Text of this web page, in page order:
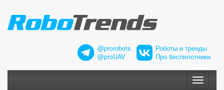
@prorobots
@proUAV
Роботы и тренды
Про беспилотники
Меню